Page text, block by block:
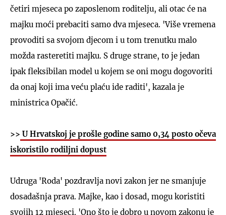
četiri mjeseca po zaposlenom roditelju, ali otac će na
majku moći prebaciti samo dva mjeseca. 'Više vremena
provoditi sa svojom djecom i u tom trenutku malo
možda rasteretiti majku. S druge strane, to je jedan
ipak fleksibilan model u kojem se oni mogu dogovoriti
da onaj koji ima veću plaću ide raditi', kazala je
ministrica Opačić.
>> U Hrvatskoj je prošle godine samo 0,34 posto očeva
iskoristilo rodiljni dopust
Udruga 'Roda' pozdravlja novi zakon jer ne smanjuje
dosadašnja prava. Majke, kao i dosad, mogu koristiti
svojih 12 mjeseci. 'Ono što je dobro u novom zakonu je